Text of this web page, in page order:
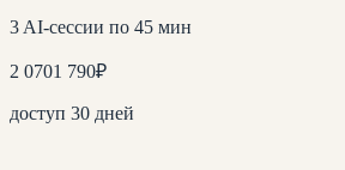
3 AI-сессии по 45 мин
2 0701 790₽
доступ 30 дней